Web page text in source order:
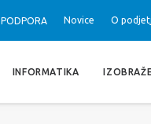
PODPORA Novice O
INFORMATIKA